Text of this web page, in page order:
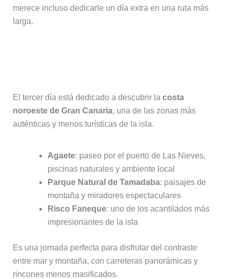
merece incluso dedicarle un día extra en una ruta más
larga.
El tercer día está dedicado a descubrir la costa
noroeste de Gran Canaria, una de las zonas más
auténticas y menos turísticas de la isla.
Agaete: paseo por el puerto de Las Nieves,
piscinas naturales y ambiente local
Parque Natural de Tamadaba: paisajes de
montaña y miradores espectaculares
Risco Faneque: uno de los acantilados más
impresionantes de la isla
Es una jornada perfecta para disfrutar del contraste
entre mar y montaña, con carreteras panorámicas y
rincones menos masificados.